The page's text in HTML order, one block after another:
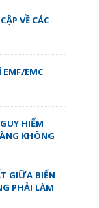
VỀ CÁC
EMC
HIỂM
KHÔNG
GIỮA BIỂN
PHẢI LÀM